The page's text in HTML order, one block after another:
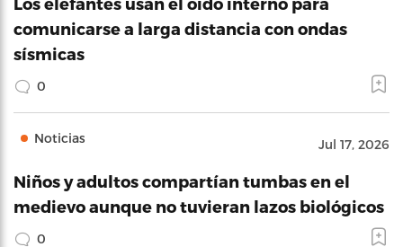
comunicarse a larga distancia con ondas
sísmicas
0
Noticias Jul 17, 2026
Niños y adultos compartían tumbas en el
medievo aunque no tuvieran lazos biológicos
0